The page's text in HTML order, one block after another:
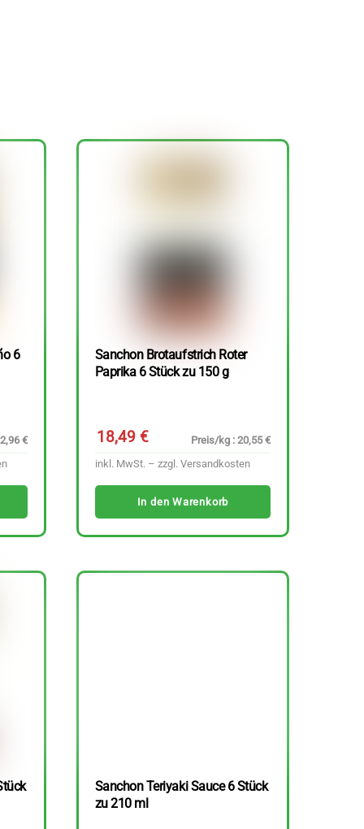
6
€
Sanchon Brotaufstrich Roter
Paprika 6 Stück zu 150 g
18,49€
Preis/kg : 20,55 €
inkl. MwSt. – zzgl. Versandkosten
In den Warenkorb
Sanchon Teriyaki Sauce 6 Stück
zu 210 ml